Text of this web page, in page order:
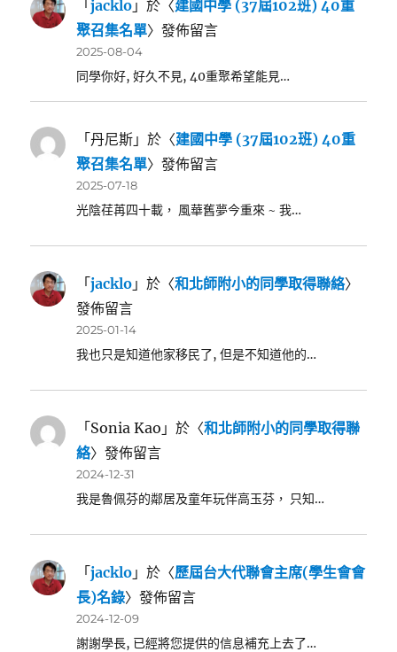
「jacklo 」於〈建國中學 (37屆102班) 40重
聚召集名單〉發佈留言
2025-08-04
同學你好, 好久不見, 40重聚希望能見…
「丹尼斯 」於〈建國中學 (37屆102班) 40重
聚召集名單〉發佈留言
2025-07-18
光陰荏苒四十載， 風華舊夢今重來 ~ 我…
「jacklo 」於〈和北師附小的同學取得聯絡〉
發佈留言
2025-01-14
我也只是知道他家移民了, 但是不知道他的…
「Sonia Kao 」於〈和北師附小的同學取得聯
絡〉發佈留言
2024-12-31
我是魯佩芬的鄰居及童年玩伴高玉芬， 只知…
「jacklo 」於〈歷屆台大代聯會主席(學生會會
長)名錄〉發佈留言
2024-12-09
謝謝學長, 已經將您提供的信息補充上去了…